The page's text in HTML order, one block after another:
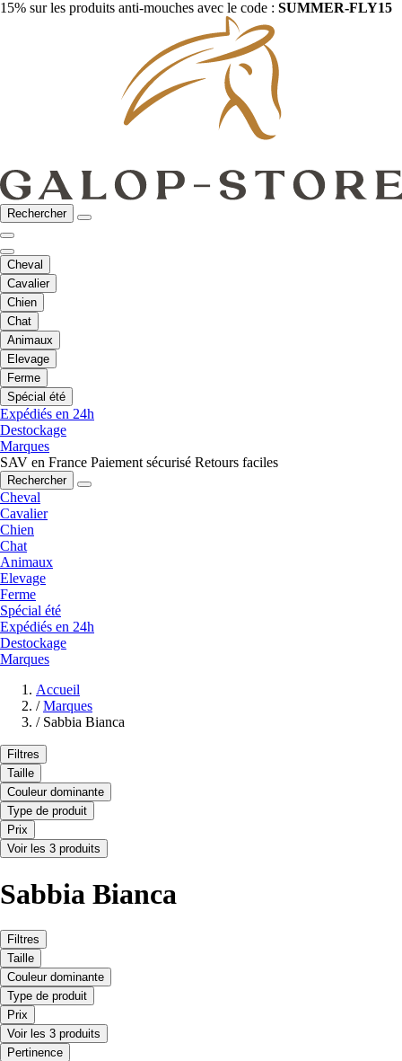
15% sur les produits anti-mouches avec le code : SUMMER-FLY15
Rechercher
Cheval
Cavalier
Chien
Chat
Animaux
Elevage
Ferme
Spécial été
Expédiés en 24h
Destockage
Marques
SAV en France Paiement sécurisé Retours faciles
Rechercher
Cheval
Cavalier
Chien
Chat
Animaux
Elevage
Ferme
Spécial été
Expédiés en 24h
Destockage
Marques
Accueil
/ Marques
/ Sabbia Bianca
Filtres
Taille
Couleur dominante
Type de produit
Prix
Voir les 3 produits
Sabbia Bianca
Filtres
Taille
Couleur dominante
Type de produit
Prix
Voir les 3 produits
Pertinence